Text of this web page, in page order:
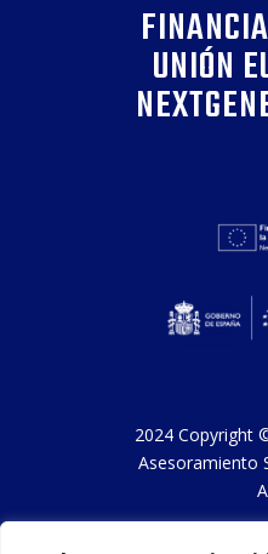
UNIÓN
2024 Copyright
Asesoramiento